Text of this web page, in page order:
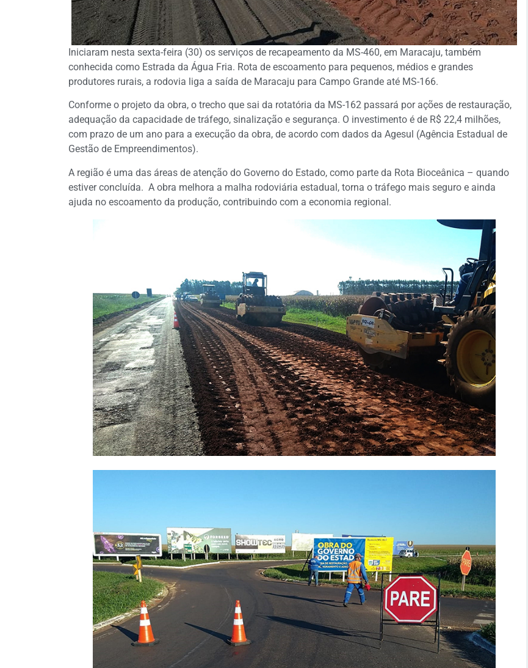
Iniciaram nesta sexta-feira (30) os serviços de recapeamento da MS-460, em Maracaju, também
conhecida como Estrada da Água Fria. Rota de escoamento para pequenos, médios e grandes
produtores rurais, a rodovia liga a saída de Maracaju para Campo Grande até MS-166.
Conforme o projeto da obra, o trecho que sai da rotatória da MS-162 passará por ações de restauração,
adequação da capacidade de tráfego, sinalização e segurança. O investimento é de R$ 22,4 milhões,
com prazo de um ano para a execução da obra, de acordo com dados da Agesul (Agência Estadual de
Gestão de Empreendimentos).
A região é uma das áreas de atenção do Governo do Estado, como parte da Rota Bioceânica – quando
estiver concluída. A obra melhora a malha rodoviária estadual, torna o tráfego mais seguro e ainda
ajuda no escoamento da produção, contribuindo com a economia regional.